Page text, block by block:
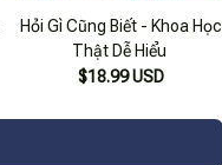
Hỏi Gì Cũng Biết - Khoa Học
Thật Dễ Hiểu
$18.99 USD